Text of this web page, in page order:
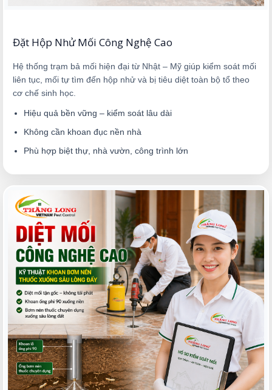
Đặt Hộp Nhử Mối Công Nghệ Cao
Hệ thống trạm bả mối hiện đại từ Nhật – Mỹ giúp kiểm soát mối
liên tục, mối tự tìm đến hộp nhử và bị tiêu diệt toàn bộ tổ theo
cơ chế sinh học.
Hiệu quả bền vững – kiểm soát lâu dài
Không cần khoan đục nền nhà
Phù hợp biệt thự, nhà vườn, công trình lớn